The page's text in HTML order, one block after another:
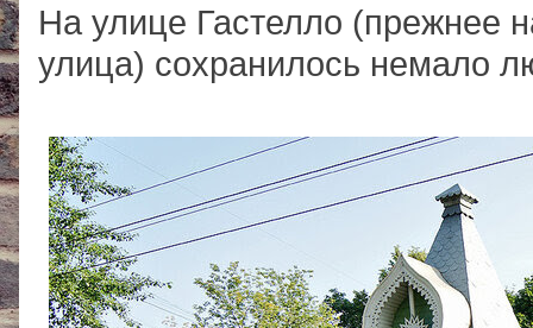
На улице Гастелло (прежнее
улица) сохранилось немало